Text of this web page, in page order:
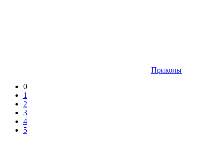
Приколы
0
1
2
3
4
5